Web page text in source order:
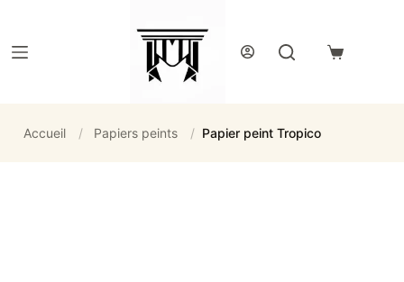
Panier
Accueil / Papiers peints / Papier peint Tropico